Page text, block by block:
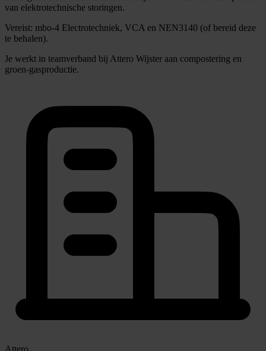
van elektrotechnische storingen.
Vereist: mbo-4 Electrotechniek, VCA en NEN3140 (of bereid deze
te behalen).
Je werkt in teamverband bij Attero Wijster aan compostering en
groen-gasproductie.